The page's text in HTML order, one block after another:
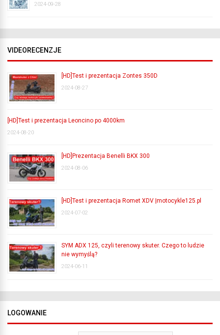
2024-09-28
VIDEORECENZJE
[HD]Test i prezentacja Zontes 350D
2024-08-27
[HD]Test i prezentacja Leoncino po 4000km
2024-08-20
[HD]Prezentacja Benelli BKX 300
2024-08-06
[HD]Test i prezentacja Romet XDV |motocykle125.pl
2024-07-02
SYM ADX 125, czyli terenowy skuter. Czego to ludzie
nie wymyślą?
2024-06-11
LOGOWANIE